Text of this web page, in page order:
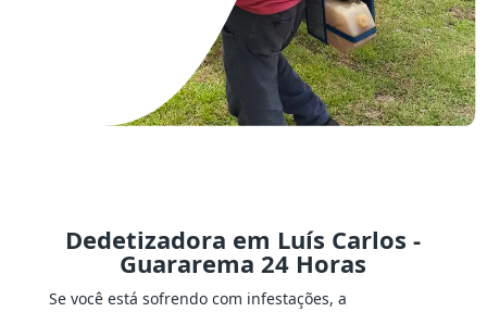
Dedetizadora em Luís Carlos -
Guararema 24 Horas
Se você está sofrendo com infestações, a